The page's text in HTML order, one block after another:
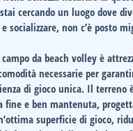
cercando un luogo dove
socializzare, non c’è posto
campo da beach volley è
necessarie per
di gioco unica. Il terreno
fine e ben mantenuta,
superficie di gioco,